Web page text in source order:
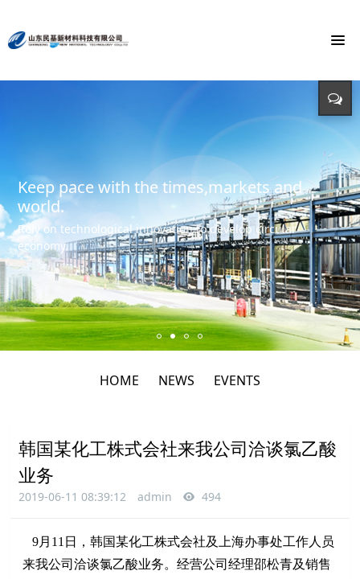
Monochloroacetic Acid
To build the world's green base for fine chemicals and
create the first brand of Monochloroacetic acid in the
international market.
Keep pace with the times,markets and
world.
Rely on technological innovation to develop circular
economy.
Energy saving, environmental protection,
Input - output - comprehensive utilization of resources
HOME NEWS EVENTS
韩国某化工株式会社来我公司洽谈氯乙酸
业务
2019-06-11 08:39:12 admin 494
9月11日，韩国某化工株式会社及上海办事处工作人员
来我公司洽谈氯乙酸业务。经营公司经理邵松青及销售